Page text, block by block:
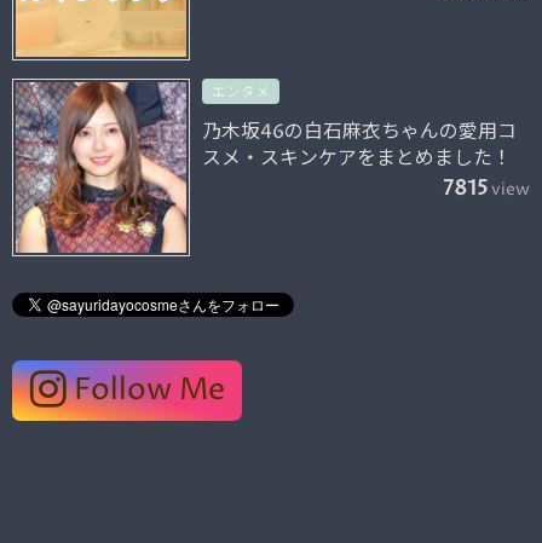
エンタメ
乃木坂46の白石麻衣ちゃんの愛用コ
スメ・スキンケアをまとめました！
7815view
Follow Me